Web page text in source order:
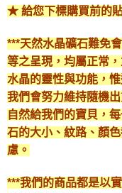
★ 給您下標購買前的
***天然水晶礦石難免
等之呈現，均屬正常
水晶的靈性與功能，
我們會努力維持隨機
自然給我們的寶貝，
石的大小、紋路、顏
慮。
***我們的商品都是以